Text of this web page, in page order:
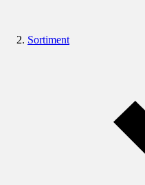
Sortiment